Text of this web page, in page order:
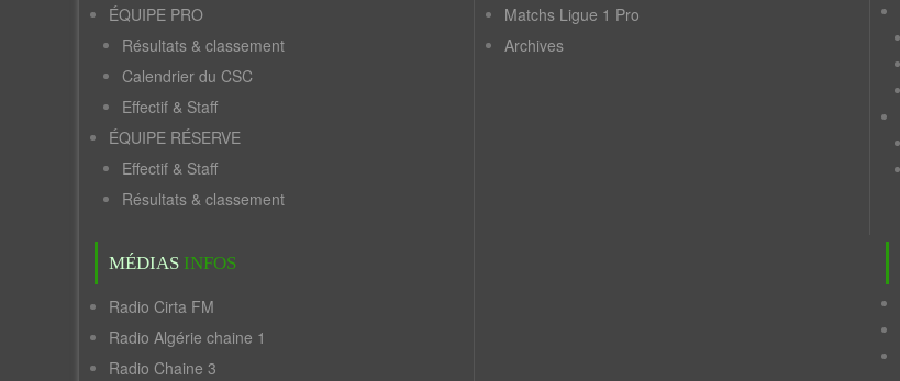
ÉQUIPE PRO
Résultats & classement
Calendrier du CSC
Effectif & Staff
ÉQUIPE RÉSERVE
Effectif & Staff
Résultats & classement
MÉDIAS INFOS
Radio Cirta FM
Radio Algérie chaine 1
Radio Chaine 3
Matchs Ligue 1 Pro
Archives